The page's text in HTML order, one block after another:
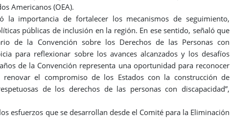
Americanos (OEA).
la importancia de fortalecer los mecanismos de seguimiento,
públicas de inclusión en la región. En ese sentido, señaló que
de la Convención sobre los Derechos de las Personas con
para reflexionar sobre los avances alcanzados y los desafíos
de la Convención representa una oportunidad para reconocer
el compromiso de los Estados con la construcción de
de los derechos de las personas con discapacidad”,
esfuerzos que se desarrollan desde el Comité para la Eliminación